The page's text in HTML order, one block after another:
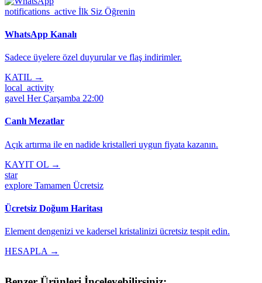
notifications_active İlk Siz Öğrenin
WhatsApp Kanalı
Sadece üyelere özel duyurular ve flaş indirimler.
KATIL →
local_activity
gavel Her Çarşamba 22:00
Canlı Mezatlar
Açık artırma ile en nadide kristalleri uygun fiyata kazanın.
KAYIT OL →
star
explore Tamamen Ücretsiz
Ücretsiz Doğum Haritası
Element dengenizi ve kadersel kristalinizi ücretsiz tespit edin.
HESAPLA →